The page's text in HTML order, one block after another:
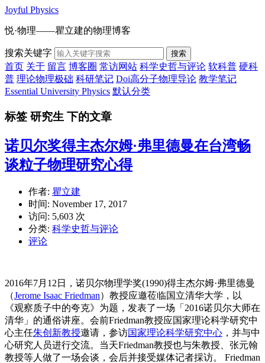
Joyful Physics
悦·物理——瞿立建的物理博客
搜索关键字 搜索
首页 关于 留言 博客圈 常访网站 科学史哲与评论 软科普 硬科
普 理论物理极础 科研笔记 Doi高分子物理导论 教学笔记
Essential University Physics 默认分类
标签 研究生 下的文章
诺贝尔奖得主杰尔姆·弗里德曼在台湾畅
谈粒子物理研究心得
作者: 瞿立建
时间: November 17, 2017
访问: 5,603 次
分类: 科学史哲与评论
评论
2016年7月12日，诺贝尔物理学奖(1990)得主杰尔姆·弗里德曼
（Jerome Isaac Friedman）教授应邀莅临国立清华大学，以
《观察质子中的夸克》为题，发表了一场「2016诺贝尔大师在
清华」的通俗讲座。会前Friedman教授应国家理论科学研究中
心主任朱创新教授邀请，参访国家理论科学研究中心 ，并与中
心研究人员进行交流。当天Friedman教授也与朱教授、张元翰
教授等人做了一场会谈，会后并接受媒体记者採访。 Friedman